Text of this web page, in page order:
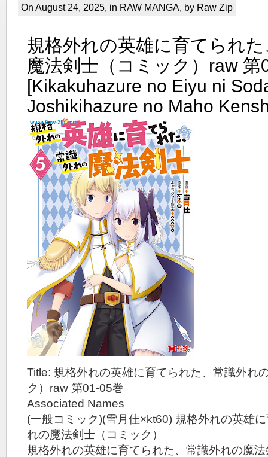
On August 24, 2025, in RAW MANGA, by Raw Zip
規格外れの英雄に育てられ
魔法剣士（コミック）raw 第
[Kikakuhazure no Eiyu ni
Joshikihazure no Maho
Title: 規格外れの英雄に育てられた、常識外れ
ク）raw 第01-05巻
Associated Names
(一般コミック)(雪月佳×kt60) 規格外れの英雄
れの魔法剣士（コミック）
規格外れの英雄に育てられた、常識外れの魔